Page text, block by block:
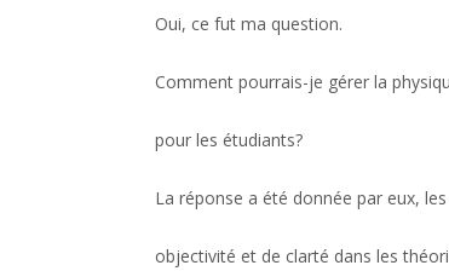
Oui, ce fut ma question.
Comment pourrais-je gérer la
pour les étudiants?
La réponse a été donnée par eux,
objectivité et de clarté dans les